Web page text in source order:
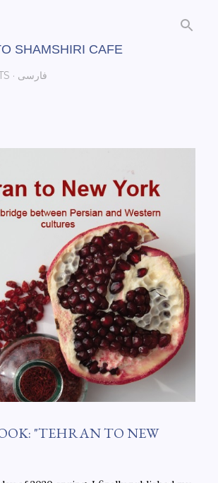
SHAMSHIRI CAFE
فارسی
"TEHRAN TO NEW